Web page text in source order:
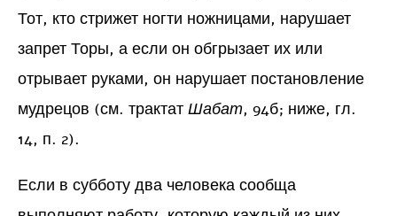
Тот, кто стрижет ногти ножницами, нарушает
запрет Торы, а если он обгрызает их или
отрывает руками, он нарушает постановление
мудрецов (см. трактат Шабат, 94б; ниже, гл.
14, п. 2).
Если в субботу два человека сообща